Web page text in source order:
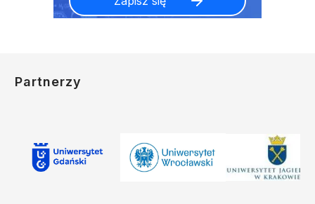
Partnerzy